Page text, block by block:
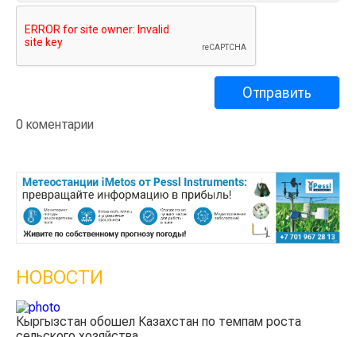
0 коментарии
НОВОСТИ
Казахстанские фермеры заработали $35 млн на